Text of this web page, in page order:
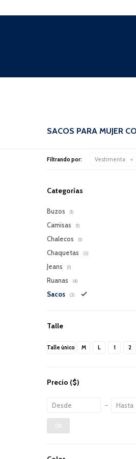
SACOS PARA MUJER
Filtrando por: Vestimenta
Categorías
Buzos (1)
Camisas (1)
Chalecos (1)
Chaquetas (3)
Jeans (1)
Ruanas (4)
Sacos (3)
Talle
Talle único M L 1 2
Precio ($)
OK